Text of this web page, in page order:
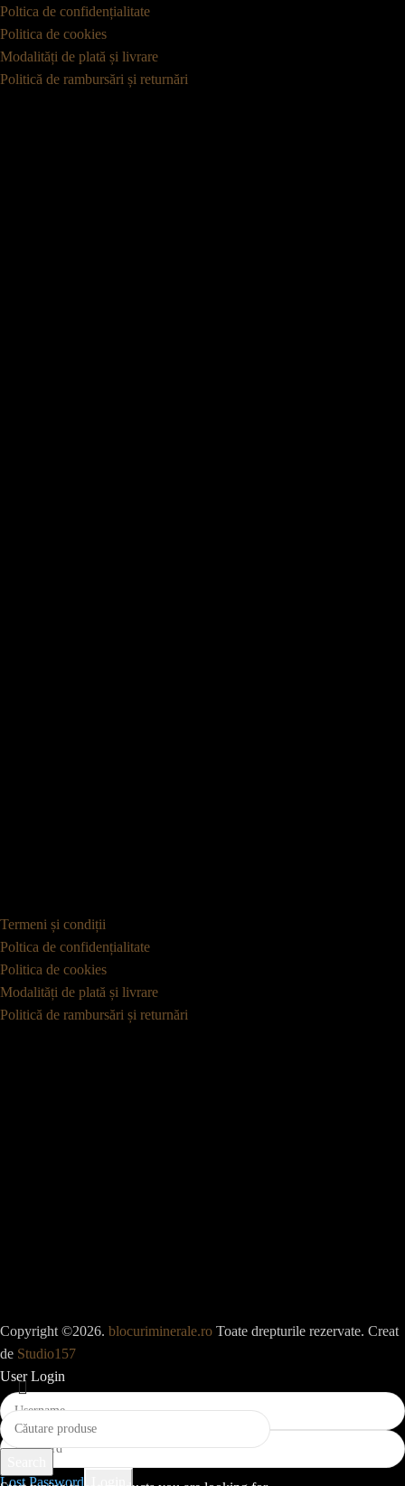
Poltica de confidențialitate
Politica de cookies
Modalități de plată și livrare
Politică de rambursări și returnări
Termeni și condiții
Poltica de confidențialitate
Politica de cookies
Modalități de plată și livrare
Politică de rambursări și returnări
Copyright ©2026. blocuriminerale.ro Toate drepturile rezervate. Creat
de Studio157
User Login
Lost Password